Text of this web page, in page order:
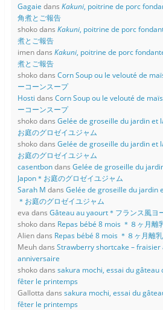
Gagaie dans Kakuni, poitrine de porc
角煮とご報告
shokodans Kakuni, poitrine de porc
煮とご報告
imendans Kakuni, poitrine de porc
煮とご報告
shokodans Corn Soup ou le velouté de
ーコーンスープ
Hosti dans Corn Soup ou le velouté de
ーコーンスープ
shokodans Gelée de groseille du jardin et
お庭のグロゼイユジャム
shokodans Gelée de groseille du jardin et
お庭のグロゼイユジャム
casentbondans Gelée de groseille du
Japon＊お庭のグロゼイユジャム
Sarah M dans Gelée de groseille du jardin
＊お庭のグロゼイユジャム
eva dans Gâteau au yaourt＊フランス風ヨ
shokodans Repas bébé 8 mois ＊８ヶ月離
Aliendans Repas bébé 8 mois ＊８ヶ月離
Meuhdans Strawberry shortcake – fraisier
anniversaire
shokodans sakura mochi, essai du
fêter le printemps
Gallotta dans sakura mochi, essai du
fêter le printemps